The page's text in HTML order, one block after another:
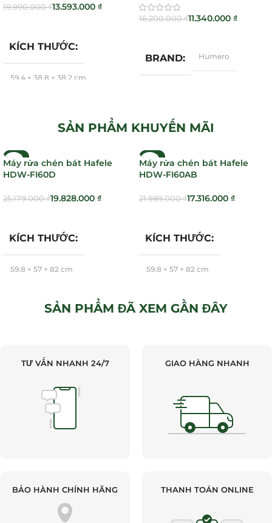
19.990.000₫13.593.000 ₫
KÍCH THƯỚC
59,4 × 38,8 × 38,2 cm
16.200.000₫11.340.000 ₫
BRAND Humero
SẢN PHẨM KHUYẾN MÃI
-21%
Máy rửa chén bát Hafele
HDW-FI60D
25.179.000₫19.828.000 ₫
KÍCH THƯỚC
59,8 × 57 × 82 cm
BRAND
-21%
Máy rửa chén bát Hafele
HDW-FI60AB
21.989.000₫17.316.000 ₫
KÍCH THƯỚC
59,8 × 57 × 82 cm
BRAND Hafele
SẢN PHẨM ĐÃ XEM GẦN ĐÂY
TƯ VẤN NHANH 24/7 GIAO HÀNG NHANH
BẢO HÀNH CHÍNH HÃNG THANH TOÁN ONLINE